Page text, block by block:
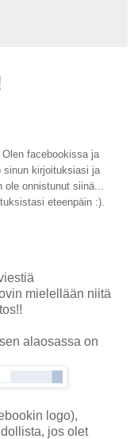
facebookissa ja
sinun kirjoituksiasi ja
onnistunut siinä...
eteenpäin :).
mielellään niitä
alaosassa on
logo),
jos olet